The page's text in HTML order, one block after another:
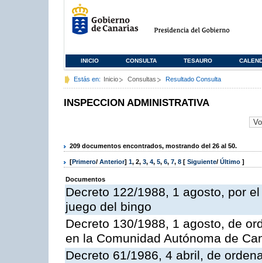
INICIO CONSULTA TESAURO
Estás en: Inicio Consultas Resultado Consulta
INSPECCION ADMINISTRATIVA
209 documentos encontrados, mostrando del 26 al 50.
[Primero/ Anterior] 1, 2, 3, 4, 5, 6, 7, 8 [ Siguiente/ Último ]
Documentos
Decreto 122/1988, 1 agosto, por
juego del bingo
Decreto 130/1988, 1 agosto, de
en la Comunidad Autónoma de
Decreto 61/1986, 4 abril, de